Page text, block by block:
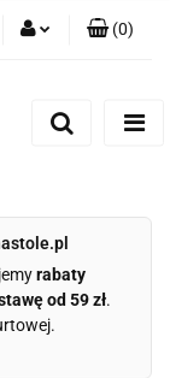
(0)
rabaty
od 59 zł.